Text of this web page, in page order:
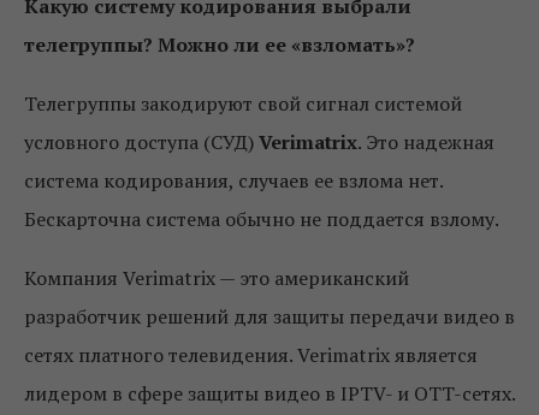
Какую систему кодирования выбрали
телегруппы? Можно ли ее «взломать»?
Телегруппы закодируют свой сигнал системой
условного доступа (СУД)Verimatrix. Это надежная
система кодирования, случаев ее взлома нет.
Бескарточна система обычно не поддается взлому.
Компания Verimatrix — это американский
разработчик решений для защиты передачи видео в
сетях платного телевидения. Verimatrix является
лидером в сфере защиты видео в IPTV- и OTT-сетях.